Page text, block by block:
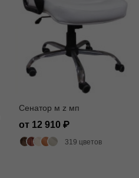
Сенатор м z мп
от 12 910
319 цветов